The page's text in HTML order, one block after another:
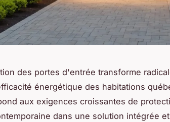
des portes d'entrée transforme
énergétique des habitations
aux exigences croissantes de
dans une solution intégrée